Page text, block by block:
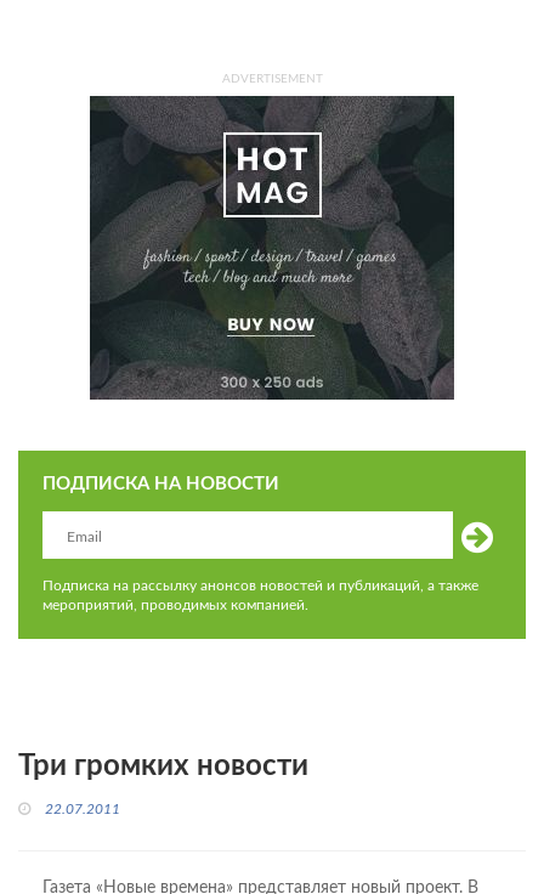
ADVERTISEMENT
ПОДПИСКА НА НОВОСТИ
Подписка на рассылку анонсов новостей и публикаций, а также
мероприятий, проводимых компанией.
Три громких новости
22.07.2011
Газета «Новые времена» представляет новый проект. В